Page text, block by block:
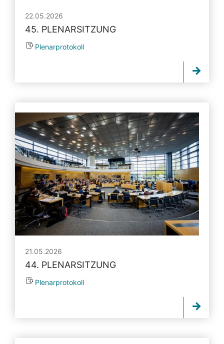
22.05.2026
45. PLENARSITZUNG
Plenarprotokoll
21.05.2026
44. PLENARSITZUNG
Plenarprotokoll